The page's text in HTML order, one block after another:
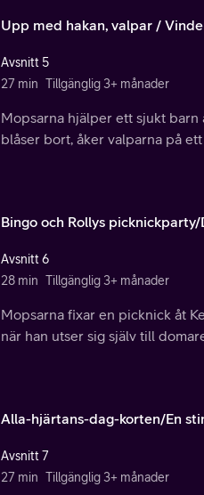
Upp med hakan, valpar /
Avsnitt 5
27 min Tillgänglig 3+ månader
Mopsarna hjälper ett sjukt
blåser bort, åker valparna på
Bingo och Rollys
Avsnitt 6
28 min Tillgänglig 3+ månader
Mopsarna fixar en picknick åt
när han utser sig själv till
Alla-hjärtans-dag-korten/En
Avsnitt 7
27 min Tillgänglig 3+ månader